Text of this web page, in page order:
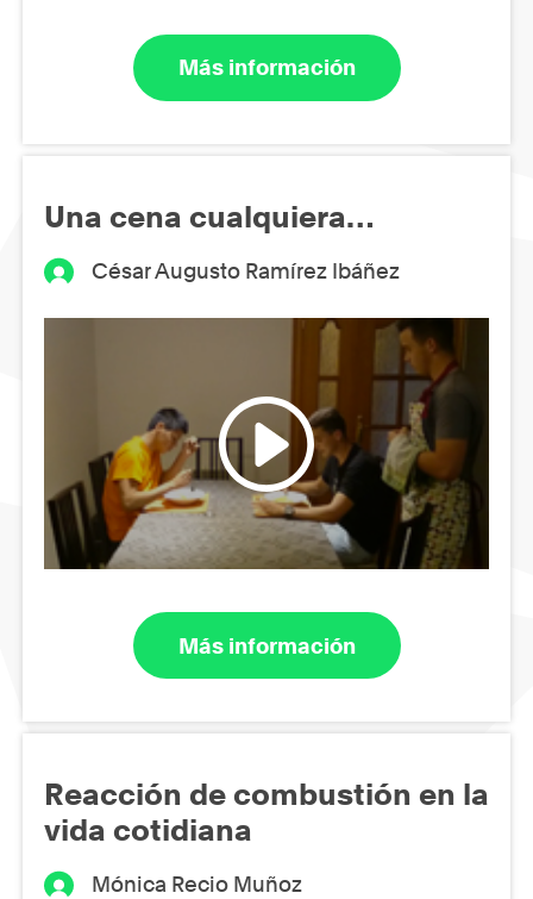
Más información
Una cena cualquiera…
César Augusto Ramírez Ibáñez
Más información
Reacción de combustión en la
vida cotidiana
Mónica Recio Muñoz